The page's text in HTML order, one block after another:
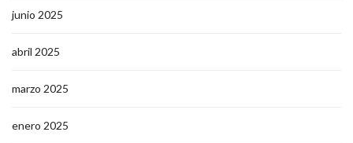
junio 2025
abril 2025
marzo 2025
enero 2025